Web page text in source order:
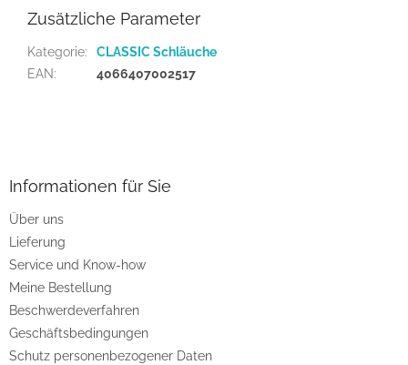
Zusätzliche Parameter
Kategorie:
CLASSIC Schläuche
EAN: 4066407002517
e
Informationen für Sie
Über uns
Lieferung
Service und Know-how
Meine Bestellung
Beschwerdeverfahren
Geschäftsbedingungen
Schutz personenbezogener Daten